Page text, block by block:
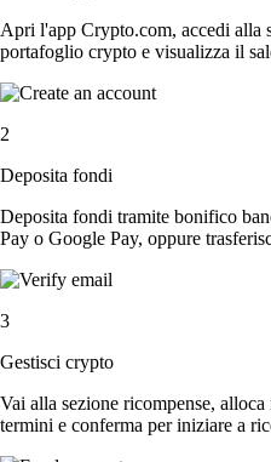
Apri l'app Crypto.com, accedi alla
portafoglio crypto e visualizza il
2
Deposita fondi
Deposita fondi tramite bonifico
Pay o Google Pay, oppure
3
Gestisci crypto
Vai alla sezione ricompense,
termini e conferma per iniziare a